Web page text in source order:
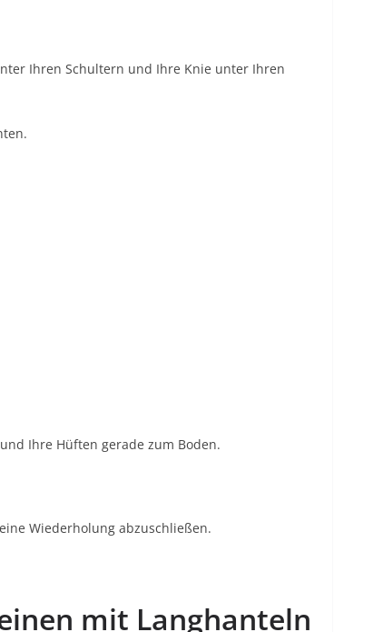
Ihren Schultern und Ihre Knie unter Ihren
Ihre Hüften gerade zum Boden.
Wiederholung abzuschließen.
mit Langhanteln